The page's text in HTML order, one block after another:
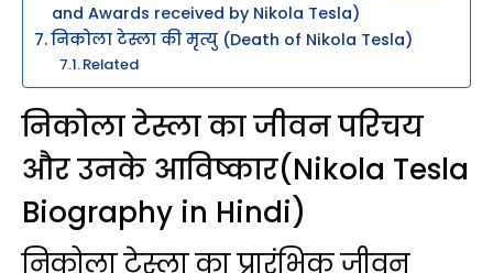
and Awards received by Nikola Tesla)
निकोला टेस्ला की मृत्यु (Death of Nikola Tesla)
Related
निकोला टेस्ला का जीवन परिचय
और उनके आविष्कार(Nikola Tesla
Biography in Hindi)
निकोला टेस्ला का प्रारंभिक जीवन